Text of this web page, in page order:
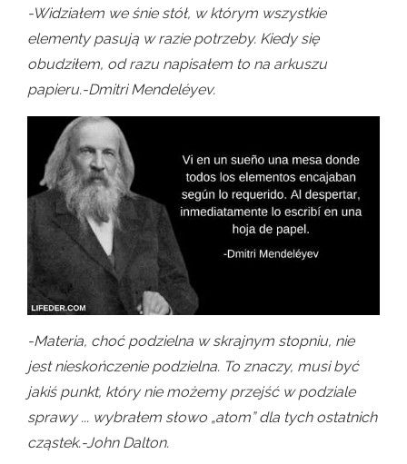
-Widziałem we śnie stół, w którym wszystkie
elementy pasują w razie potrzeby. Kiedy się
obudziłem, od razu napisałem to na arkuszu
papieru.-Dmitri Mendeléyev.
-Materia, choć podzielna w skrajnym stopniu, nie
jest nieskończenie podzielna. To znaczy, musi być
jakiś punkt, który nie możemy przejść w podziale
sprawy ... wybrałem słowo „atom” dla tych ostatnich
cząstek.-John Dalton.